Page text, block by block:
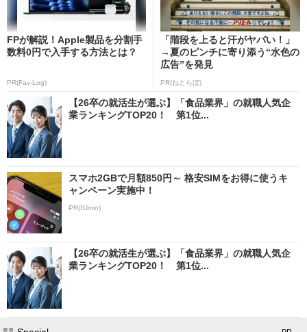
FPが解説！Apple製品を分割手
数料0円で入手する方法とは？
PR(Fav-Log)
「階段を上ると汗がヤバい！」
→夏のピンチに寄り添う“水色の
広告”を発見
PR(ねとらぼ)
【26卒の就活生が選ぶ】「食品業界」の就職人気企
業ランキングTOP20！ 第1位...
スマホ2GBで月額850円～ 格安SIMをお得に使うキ
ャンペーン実施中！
PR(IIJmio)
【26卒の就活生が選ぶ】「食品業界」の就職人気企
業ランキングTOP20！ 第1位...